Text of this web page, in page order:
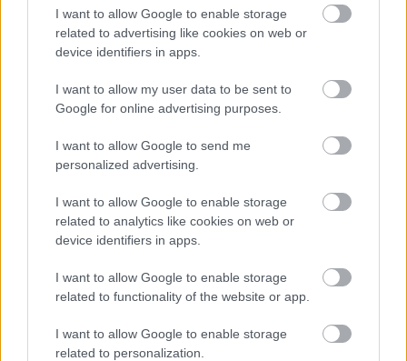
I want to allow Google to enable storage
related to advertising like cookies on web or
device identifiers in apps.
I want to allow my user data to be sent to
Google for online advertising purposes.
I want to allow Google to send me
personalized advertising.
I want to allow Google to enable storage
related to analytics like cookies on web or
device identifiers in apps.
I want to allow Google to enable storage
related to functionality of the website or app.
I want to allow Google to enable storage
related to personalization.
Alsómocsolád
által felajánlott Az év zöld települési önkormányzati
intézménye Díj:
A vetőmag-könyvtár kidolgozásáért az Óbudai
Platán Könyvtár Ezüsthegyi Könyvtára
2. Fenntarthatósági edukációs tevékenységéért a
MIREHU NKft.
A Magyar Bankszövetség és az OTP Bank
innovatív projektötlet Díj: